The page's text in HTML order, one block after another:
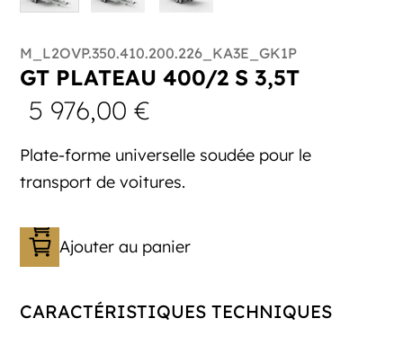
M_L2OVP.350.410.200.226_KA3E_GK1P
GT PLATEAU 400/2 S 3,5T
5 976,00€
Plate-forme universelle soudée pour le
transport de voitures.
Ajouter au panier
CARACTÉRISTIQUES TECHNIQUES